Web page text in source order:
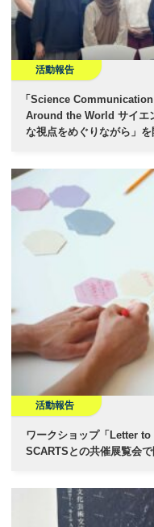
活動報告
「 Science
Around the World サイエ
な視点をめぐりながら」
活動報告
ワークショップ「Letter
SCARTSとの共催展覧会で